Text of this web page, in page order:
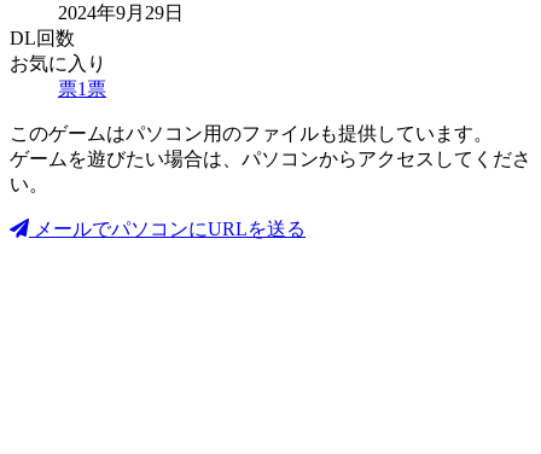
2024年9月29日
DL回数
お気に入り
票1 票
このゲームはパソコン用のファイルも提供しています。
ゲームを遊びたい場合は、パソコンからアクセスしてくださ
い。
メールでパソコンにURLを送る